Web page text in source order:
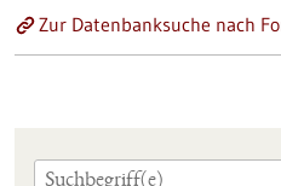
Zur Datenbanksuche nach